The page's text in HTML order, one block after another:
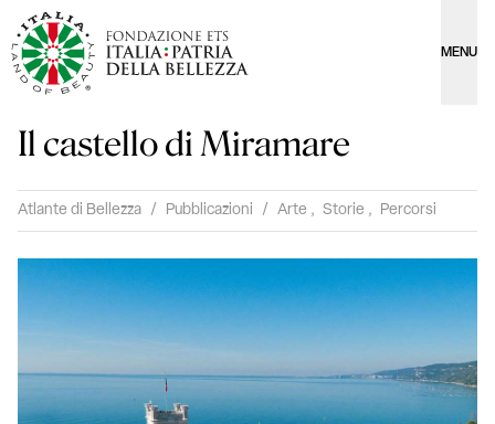
MENU
Il castello di Miramare
Atlante di Bellezza / Pubblicazioni / Arte , Storie , Percorsi